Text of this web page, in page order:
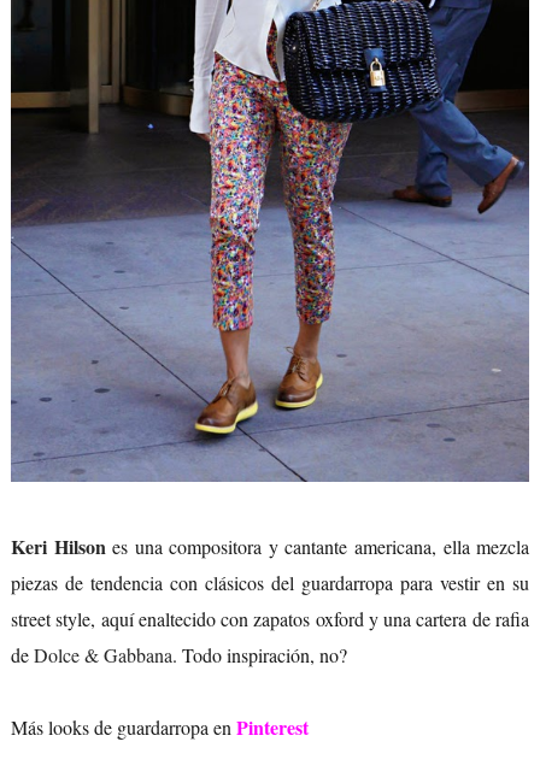
Keri Hilson es una compositora y cantante americana, ella mezcla
piezas de tendencia con clásicos del guardarropa para vestir en su
street style, aquí enaltecido con zapatos oxford y una cartera de rafia
deDolce & Gabbana. Todo inspiración, no?
Más looks de guardarropa en Pinterest